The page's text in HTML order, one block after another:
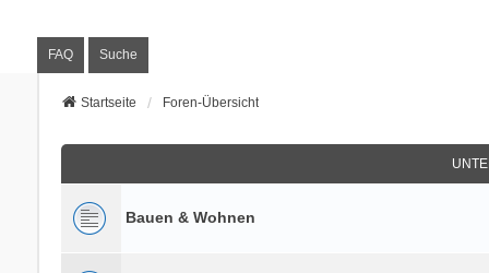
FAQ Suche
Startseite Foren-Übersicht
Bauen & Wohnen